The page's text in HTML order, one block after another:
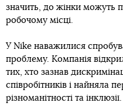
значить, до жінки можуть
робочому місці.
У Nike наважилися
проблему. Компанія
тих, хто зазнав
співробітників і найняла
різноманітності та